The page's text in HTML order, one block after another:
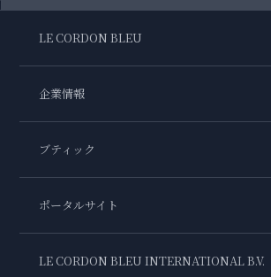
LE CORDON BLEU
企業情報
ブティック
ポータルサイト
LE CORDON BLEU INTERNATIONAL B.V.